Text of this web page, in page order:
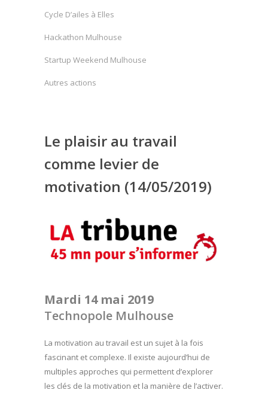
Cycle D’ailes à Elles
Hackathon Mulhouse
Startup Weekend Mulhouse
Autres actions
Le plaisir au travail
comme levier de
motivation (14/05/2019)
Mardi 14 mai 2019
Technopole Mulhouse
La motivation au travail est un sujet à la fois
fascinant et complexe. Il existe aujourd’hui de
multiples approches qui permettent d’explorer
les clés de la motivation et la manière de l’activer.